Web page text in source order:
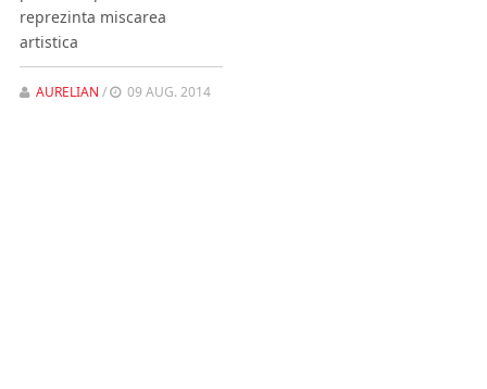
reprezinta miscarea
artistica
AURELIAN / 09 AUG. 2014